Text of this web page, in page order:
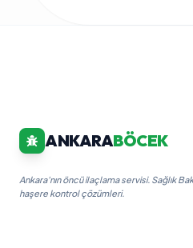
ANKARABÖCEK
Ankara'nın öncü ilaçlama servisi. Sağlık
haşere kontrol çözümleri.